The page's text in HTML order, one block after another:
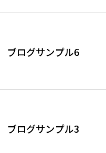
ブログサンプル6
ブログサンプル3